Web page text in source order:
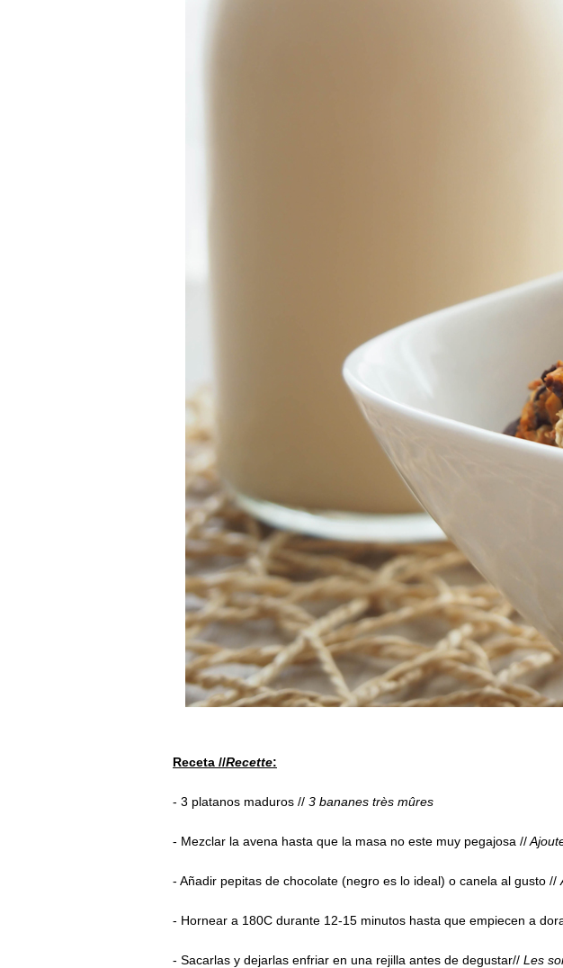
Receta //Recette:
- 3 platanos maduros // 3 bananes très mûres
- Mezclar la avena hasta que la masa no este muy pegajosa //
- Añadir pepitas de chocolate (negro es lo ideal) o canela al gusto //
- Hornear a 180C durante 12-15 minutos hasta que empiecen a
- Sacarlas y dejarlas enfriar en una rejilla antes de degustar// Les